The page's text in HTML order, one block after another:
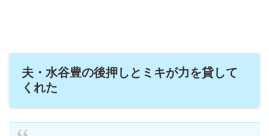
夫・水谷豊の後押しとミキが力を貸して
くれた